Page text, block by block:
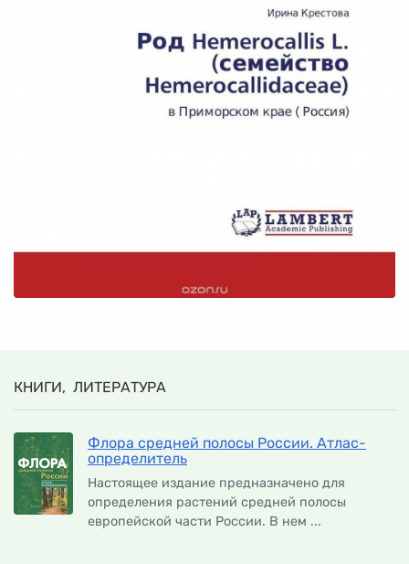
КНИГИ, ЛИТЕРАТУРА
Флора средней полосы России. Атлас-
определитель
Настоящее издание предназначено для
определения растений средней полосы
европейской части России. В нем ...